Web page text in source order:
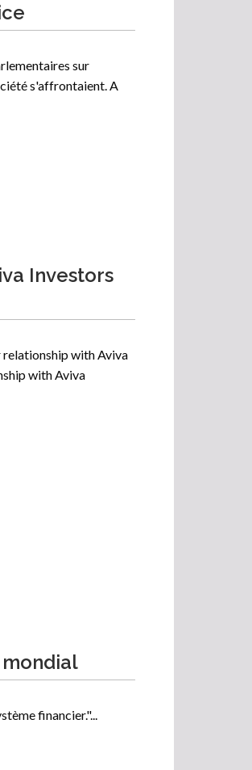
sur
s'affrontaient. A
Investors
with Aviva
with Aviva
financier."...